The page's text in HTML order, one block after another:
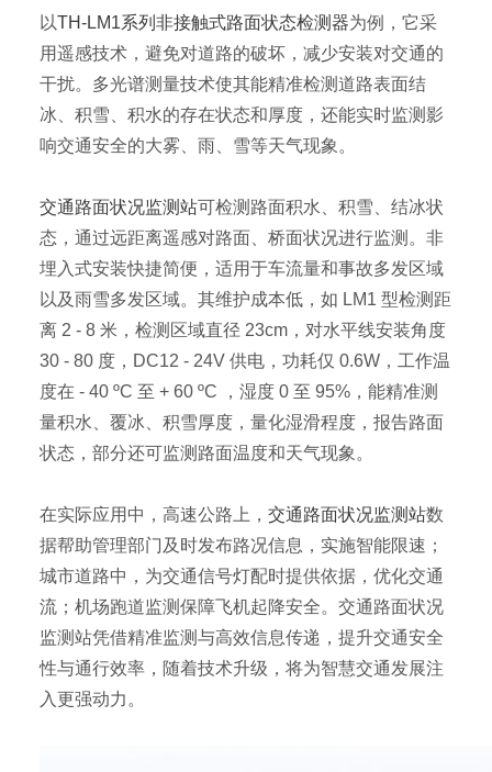
以TH-LM1系列非接触式路面状态检测器为例，它采
用遥感技术，避免对道路的破坏，减少安装对交通的
干扰。多光谱测量技术使其能精准检测道路表面结
冰、积雪、积水的存在状态和厚度，还能实时监测影
响交通安全的大雾、雨、雪等天气现象。
交通路面状况监测站可检测路面积水、积雪、结冰状
态，通过远距离遥感对路面、桥面状况进行监测。非
埋入式安装快捷简便，适用于车流量和事故多发区域
以及雨雪多发区域。其维护成本低，如 LM1 型检测距
离 2 - 8 米，检测区域直径 23cm，对水平线安装角度
30 - 80 度，DC12 - 24V 供电，功耗仅 0.6W，工作温
度在 - 40 ºC 至 + 60 ºC ，湿度 0 至 95%，能精准测
量积水、覆冰、积雪厚度，量化湿滑程度，报告路面
状态，部分还可监测路面温度和天气现象。
在实际应用中，高速公路上，交通路面状况监测站数
据帮助管理部门及时发布路况信息，实施智能限速；
城市道路中，为交通信号灯配时提供依据，优化交通
流；机场跑道监测保障飞机起降安全。交通路面状况
监测站凭借精准监测与高效信息传递，提升交通安全
性与通行效率，随着技术升级，将为智慧交通发展注
入更强动力。